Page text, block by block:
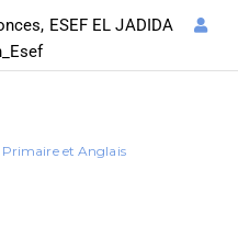
, ESEF EL JADIDA
Primaire et Anglais